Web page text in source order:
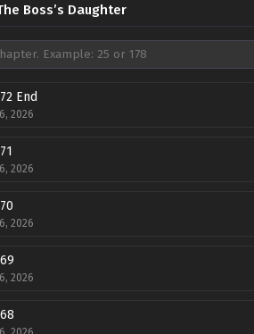
Boss’s Daughter
End
2026
2026
2026
2026